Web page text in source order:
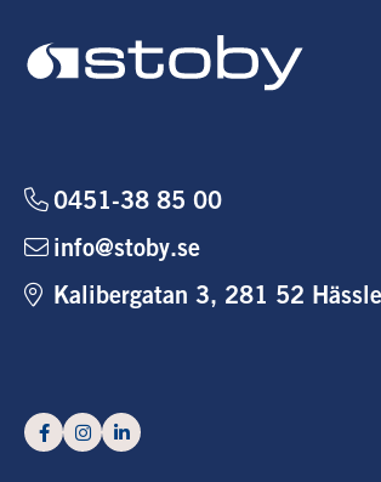
0451-38 85 00
info@stoby.se
Kalibergatan 3, 281 52